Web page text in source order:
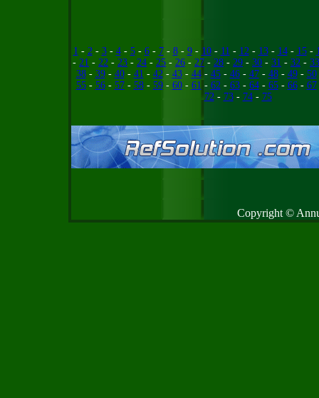
1 - 2- 3- 4- 5- 6- 7- 8- 9- 10- 11 - 12- 13- 14- 15-
- 21 - 22 - 23 - 24 - 25 - 26 - 27 - 28 - 29 - 30 - 31 - 32 - 33
38- 39- 40- 41 - 42- 43- 44- 45- 46- 47- 48- 49- 50
55- 56- 57- 58- 59- 60- 61 - 62- 63- 64- 65- 66- 67
72- 73- 74- 75
Copyright ©